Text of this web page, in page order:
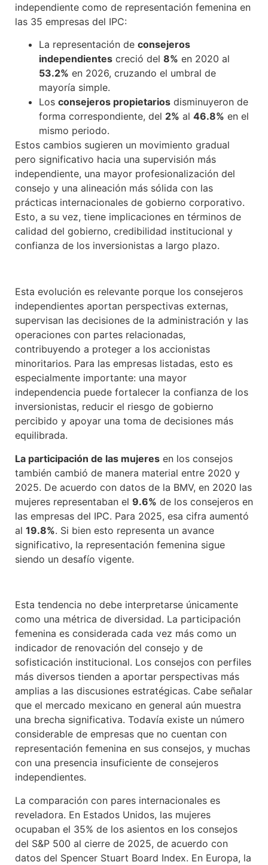
independiente como de representación femenina en
las 35 empresas del IPC:
La representación de consejeros
independientes creció del 8% en 2020 al
53.2% en 2026, cruzando el umbral de
mayoría simple.
Los consejeros propietarios disminuyeron de
forma correspondiente, del 2% al 46.8% en el
mismo periodo.
Estos cambios sugieren un movimiento gradual
pero significativo hacia una supervisión más
independiente, una mayor profesionalización del
consejo y una alineación más sólida con las
prácticas internacionales de gobierno corporativo.
Esto, a su vez, tiene implicaciones en términos de
calidad del gobierno, credibilidad institucional y
confianza de los inversionistas a largo plazo.
Esta evolución es relevante porque los consejeros
independientes aportan perspectivas externas,
supervisan las decisiones de la administración y las
operaciones con partes relacionadas,
contribuyendo a proteger a los accionistas
minoritarios. Para las empresas listadas, esto es
especialmente importante: una mayor
independencia puede fortalecer la confianza de los
inversionistas, reducir el riesgo de gobierno
percibido y apoyar una toma de decisiones más
equilibrada.
La participación de las mujeres en los consejos
también cambió de manera material entre 2020 y
2025. De acuerdo con datos de la BMV, en 2020 las
mujeres representaban el 9.6% de los consejeros en
las empresas del IPC. Para 2025, esa cifra aumentó
al 19.8%. Si bien esto representa un avance
significativo, la representación femenina sigue
siendo un desafío vigente.
Esta tendencia no debe interpretarse únicamente
como una métrica de diversidad. La participación
femenina es considerada cada vez más como un
indicador de renovación del consejo y de
sofisticación institucional. Los consejos con perfiles
más diversos tienden a aportar perspectivas más
amplias a las discusiones estratégicas. Cabe señalar
que el mercado mexicano en general aún muestra
una brecha significativa. Todavía existe un número
considerable de empresas que no cuentan con
representación femenina en sus consejos, y muchas
con una presencia insuficiente de consejeros
independientes.
La comparación con pares internacionales es
reveladora. En Estados Unidos, las mujeres
ocupaban el 35% de los asientos en los consejos
del S&P 500 al cierre de 2025, de acuerdo con
datos del Spencer Stuart Board Index. En Europa, la